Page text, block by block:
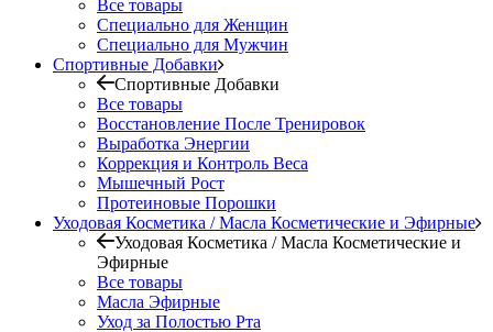
Все товары
Специально для Женщин
Специально для Мужчин
Спортивные Добавки
Спортивные Добавки
Все товары
Восстановление После Тренировок
Выработка Энергии
Коррекция и Контроль Веса
Мышечный Рост
Протеиновые Порошки
Уходовая Косметика / Масла Косметические и Эфирные
Уходовая Косметика / Масла Косметические и
Эфирные
Все товары
Масла Эфирные
Уход за Полостью Рта